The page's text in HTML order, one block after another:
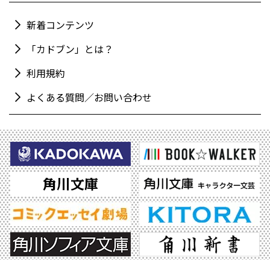
新着コンテンツ
「カドブン」とは？
利用規約
よくある質問／お問い合わせ